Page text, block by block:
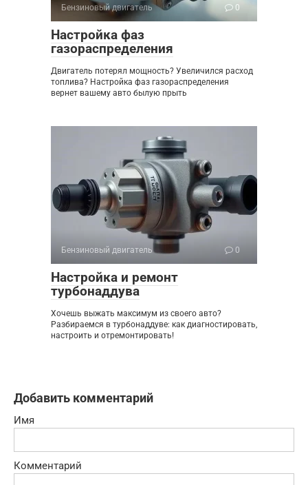
Бензиновый двигатель 0
Настройка фаз
газораспределения
Двигатель потерял мощность? Увеличился расход
топлива? Настройка фаз газораспределения
вернет вашему авто былую прыть
Бензиновый двигатель 0
Настройка и ремонт
турбонаддува
Хочешь выжать максимум из своего авто?
Разбираемся в турбонаддуве: как диагностировать,
настроить и отремонтировать!
Добавить комментарий
Имя
Комментарий